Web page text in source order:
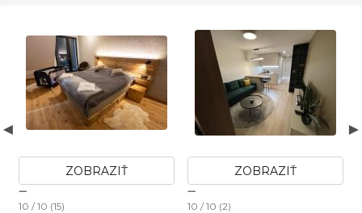
ZOBRAZIŤ
10 / 10 (15)
ZOBRAZIŤ
10 / 10 (2)